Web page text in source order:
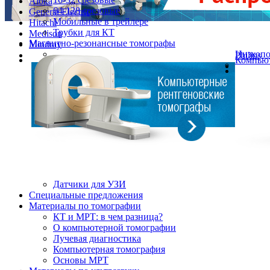
General Electric
Hitachi
Medison
Mindray
Philips
64-128 срезовые
Мобильные в трейлере
Трубки для КТ
Магнитно-резонансные томографы
Датчики для УЗИ
Cпециальные предложения
Материалы по томографии
КТ и МРТ: в чем разница?
О компьютерной томографии
Лучевая диагностика
Компьютерная томография
Основы МРТ